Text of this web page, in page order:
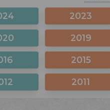
2023
2019
2015
2011